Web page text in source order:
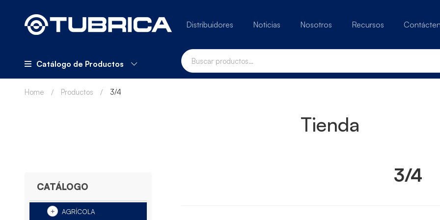
Distribuidores Noticias Nosotros Recursos
Catálogo de Productos
Tienda
Home Productos 3/4
CATÁLOGO
AGRÍCOLA
3/4